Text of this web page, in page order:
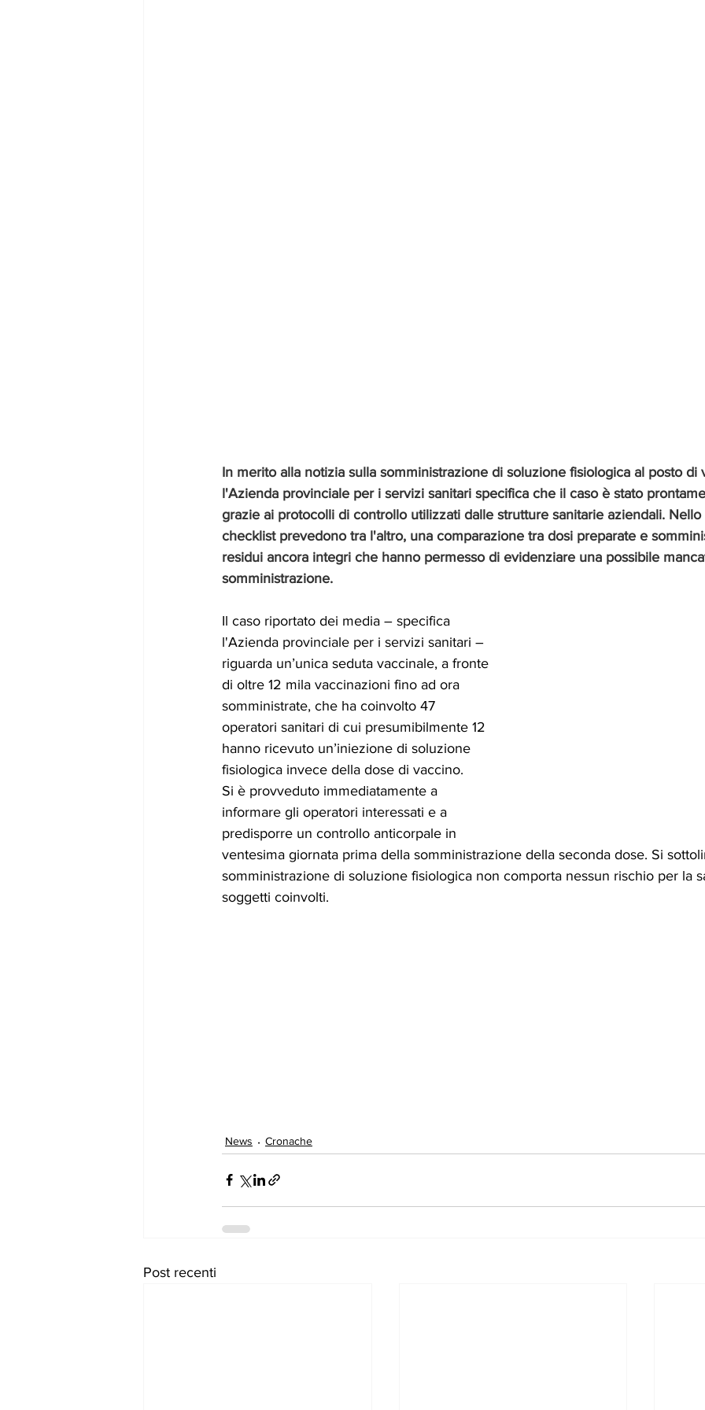
In merito alla notizia sulla somministrazione di soluzione fisiologica al posto di
l'Azienda provinciale per i servizi sanitari specifica che il caso è stato
grazie ai protocolli di controllo utilizzati dalle strutture sanitarie aziendali.
checklist prevedono tra l'altro, una comparazione tra dosi preparate e
residui ancora integri che hanno permesso di evidenziare una possibile
somministrazione.
Il caso riportato dei media – specifica
l'Azienda provinciale per i servizi sanitari –
riguarda un’unica seduta vaccinale, a fronte
di oltre 12 mila vaccinazioni fino ad ora
somministrate, che ha coinvolto 47
operatori sanitari di cui presumibilmente 12
hanno ricevuto un’iniezione di soluzione
fisiologica invece della dose di vaccino.
Si è provveduto immediatamente a
informare gli operatori interessati e a
predisporre un controllo anticorpale in
ventesima giornata prima della somministrazione della seconda dose. Si
somministrazione di soluzione fisiologica non comporta nessun rischio per la
soggetti coinvolti.
News Cronache
Post recenti